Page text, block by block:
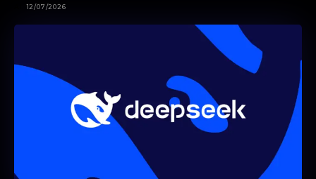
12/07/2026